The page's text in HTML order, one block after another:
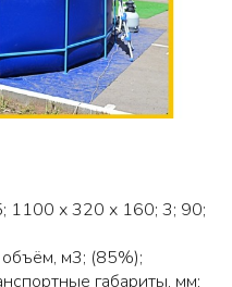
1100 х 320 х 160; 3; 90;
м3; (85%);
габариты, мм;